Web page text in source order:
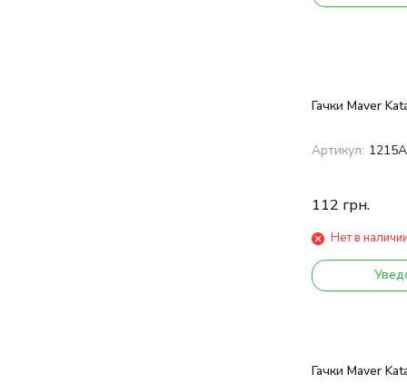
Гачки Maver
Артикул:
112 грн.
Нет в наличии
Гачки Maver